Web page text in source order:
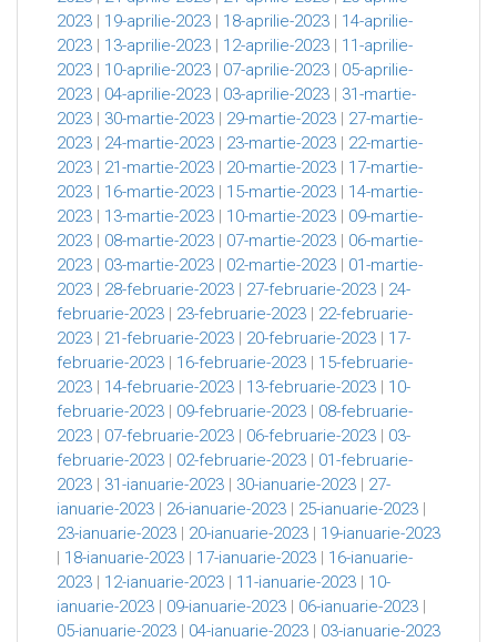
2023 | 19-aprilie-2023 | 18-aprilie-2023 | 14-aprilie-
2023 | 13-aprilie-2023 | 12-aprilie-2023 | 11-aprilie-
2023 | 10-aprilie-2023 | 07-aprilie-2023 | 05-aprilie-
2023 | 04-aprilie-2023 | 03-aprilie-2023 | 31-martie-
2023 | 30-martie-2023 | 29-martie-2023 | 27-martie-
2023 | 24-martie-2023 | 23-martie-2023 | 22-martie-
2023 | 21-martie-2023 | 20-martie-2023 | 17-martie-
2023 | 16-martie-2023 | 15-martie-2023 | 14-martie-
2023 | 13-martie-2023 | 10-martie-2023 | 09-martie-
2023 | 08-martie-2023 | 07-martie-2023 | 06-martie-
2023 | 03-martie-2023 | 02-martie-2023 | 01-martie-
2023 | 28-februarie-2023 | 27-februarie-2023 | 24-
februarie-2023 | 23-februarie-2023 | 22-februarie-
2023 | 21-februarie-2023 | 20-februarie-2023 | 17-
februarie-2023 | 16-februarie-2023 | 15-februarie-
2023 | 14-februarie-2023 | 13-februarie-2023 | 10-
februarie-2023 | 09-februarie-2023 | 08-februarie-
2023 | 07-februarie-2023 | 06-februarie-2023 | 03-
februarie-2023 | 02-februarie-2023 | 01-februarie-
2023 | 31-ianuarie-2023 | 30-ianuarie-2023 | 27-
ianuarie-2023 | 26-ianuarie-2023 | 25-ianuarie-2023 |
23-ianuarie-2023 | 20-ianuarie-2023 | 19-ianuarie-2023
| 18-ianuarie-2023 | 17-ianuarie-2023 | 16-ianuarie-
2023 | 12-ianuarie-2023 | 11-ianuarie-2023 | 10-
ianuarie-2023 | 09-ianuarie-2023 | 06-ianuarie-2023 |
05-ianuarie-2023 | 04-ianuarie-2023 | 03-ianuarie-2023